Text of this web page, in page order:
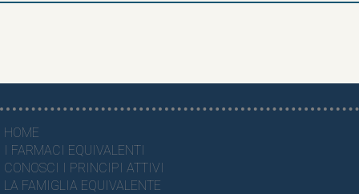
HOME
I FARMACI EQUIVALENTI
CONOSCI I PRINCIPI ATTIVI
LA FAMIGLIA EQUIVALENTE